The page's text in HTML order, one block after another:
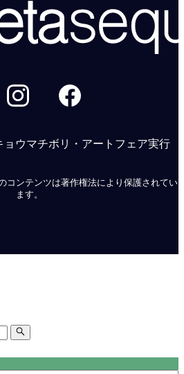
ョウマチボリ・アートフェア実行
コンテンツは著作権法により保護されてい
ます。